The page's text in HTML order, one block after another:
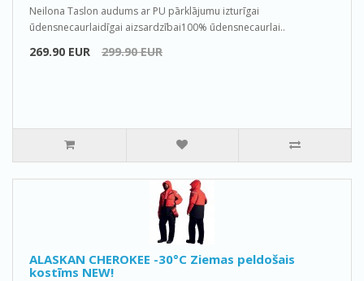
Neilona Taslon audums ar PU pārklājumu izturīgai
ūdensnecaurlaidīgai aizsardzībai100% ūdensnecaurlai..
269.90 EUR 299.90 EUR
ALASKAN CHEROKEE -30°C Ziemas peldošais
kostīms NEW!